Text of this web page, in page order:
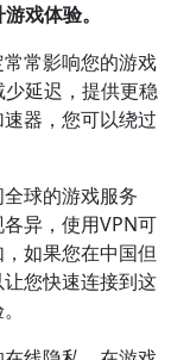
戏体验。
常影响您的游戏
延迟，提供更稳
器，您可以绕过
球的游戏服务
异，使用VPN可
如果您在中国但
您快速连接到这